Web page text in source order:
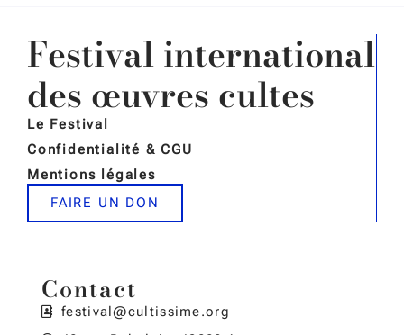
Festival international
des œuvres cultes
Le Festival
Confidentialité & CGU
Mentions légales
FAIRE UN DON
Contact
festival@cultissime.org